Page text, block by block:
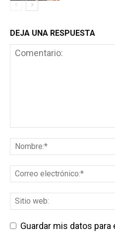
DEJA UNA RESPUESTA
Guardar mis datos